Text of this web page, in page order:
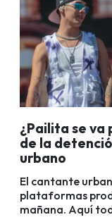
¿Pailita se va
de la
urbano
El cantante
plataformas
mañana. Aquí